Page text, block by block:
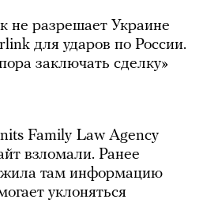
не разрешает Украине
для ударов по России.
заключать сделку»
Family Law Agency
взломали. Ранее
там информацию
уклоняться